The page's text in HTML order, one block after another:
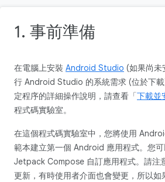
1. 事前準備
在電腦上安裝 Android Studio (如果尚未
行 Android Studio 的系統需求 (位於下
定程序的詳細操作說明，請查看「下載並
程式碼實驗室。
在這個程式碼實驗室中，您將使用
範本建立第一個 Android 應用程式。您
Jetpack Compose 自訂應用程式。請注
更新，有時使用者介面也會變更，所以